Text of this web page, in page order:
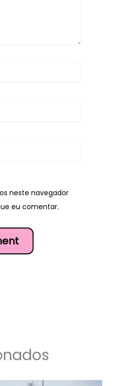
neste navegador
eu comentar.